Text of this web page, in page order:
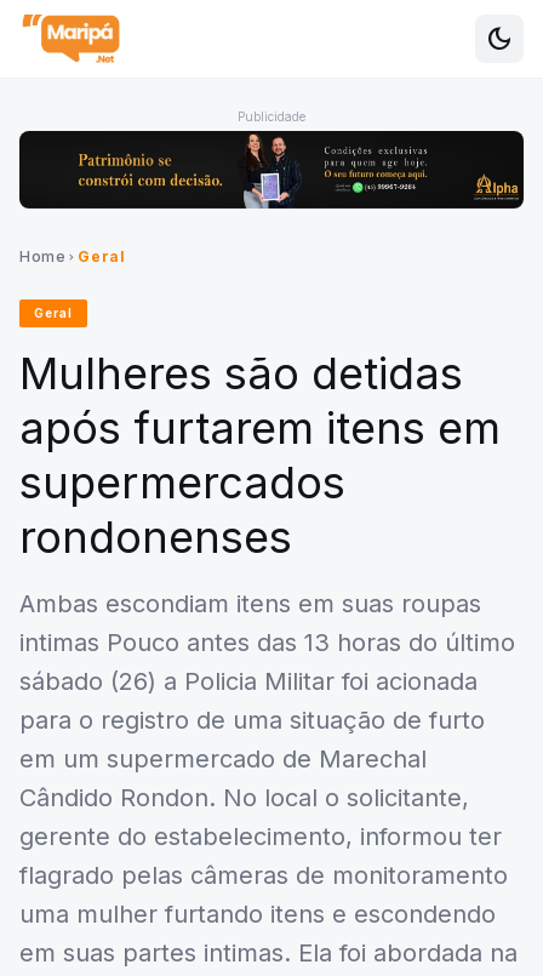
dark_mode
Publicidade
Home chevron_right Geral
Geral
Mulheres são detidas
após furtarem itens em
supermercados
rondonenses
Ambas escondiam itens em suas roupas
intimas Pouco antes das 13 horas do último
sábado (26) a Policia Militar foi acionada
para o registro de uma situação de furto
em um supermercado de Marechal
Cândido Rondon. No local o solicitante,
gerente do estabelecimento, informou ter
flagrado pelas câmeras de monitoramento
uma mulher furtando itens e escondendo
em suas partes intimas. Ela foi abordada na